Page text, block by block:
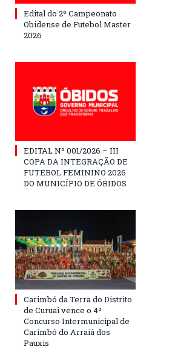
Edital do 2º Campeonato
Obidense de Futebol Master
2026
EDITAL Nº 001/2026 – III
COPA DA INTEGRAÇÃO DE
FUTEBOL FEMININO 2026
DO MUNICÍPIO DE ÓBIDOS
Carimbó da Terra do Distrito
de Curuai vence o 4º
Concurso Intermunicipal de
Carimbó do Arraiá dos
Pauxis